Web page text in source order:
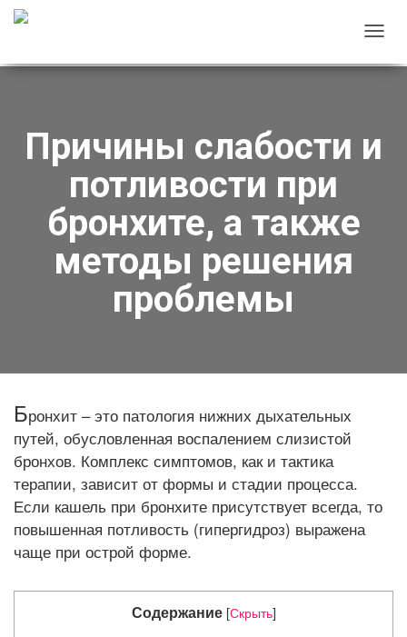
Тут
Е
К
Л
Причины слабости и
потливости при
бронхите, а также
методы решения
проблемы
Бронхит – это патология нижних дыхательных
путей, обусловленная воспалением слизистой
бронхов. Комплекс симптомов, как и тактика
терапии, зависит от формы и стадии процесса.
Если кашель при бронхите присутствует всегда, то
повышенная потливость (гипергидроз) выражена
чаще при острой форме.
Содержание [Скрыть]